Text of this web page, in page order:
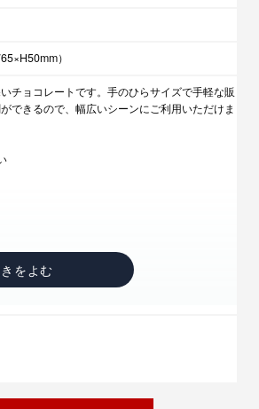
）
チョコレートです。手のひらサイズで手軽な販
できるので、幅広いシーンにご利用いただけま